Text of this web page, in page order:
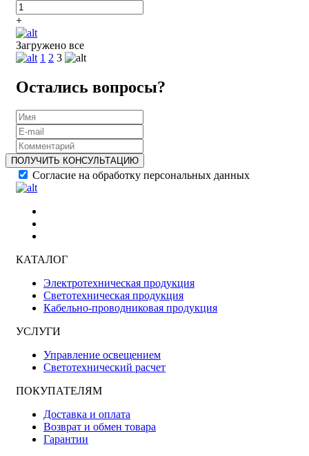
+
Загружено все
1 2 3
Остались вопросы?
ПОЛУЧИТЬ КОНСУЛЬТАЦИЮ
Согласие на обработку персональных данных
КАТАЛОГ
Электротехническая продукция
Светотехническая продукция
Кабельно-проводниковая продукция
УСЛУГИ
Управление освещением
Светотехнический расчет
ПОКУПАТЕЛЯМ
Доставка и оплата
Возврат и обмен товара
Гарантии